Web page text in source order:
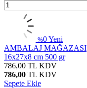
%0Yeni
AMBALAJ MAĞAZASI
16x27x8 cm 500 gr
786,00 TL KDV
786,00 TL KDV
Sepete Ekle